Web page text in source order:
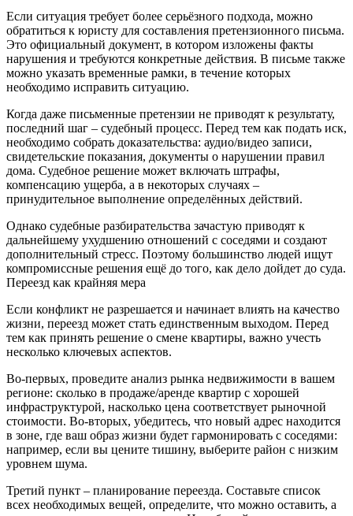
Если ситуация требует более серьёзного подхода, можно
обратиться к юристу для составления претензионного письма.
Это официальный документ, в котором изложены факты
нарушения и требуются конкретные действия. В письме также
можно указать временные рамки, в течение которых
необходимо исправить ситуацию.
Когда даже письменные претензии не приводят к результату,
последний шаг – судебный процесс. Перед тем как подать иск,
необходимо собрать доказательства: аудио/видео записи,
свидетельские показания, документы о нарушении правил
дома. Судебное решение может включать штрафы,
компенсацию ущерба, а в некоторых случаях –
принудительное выполнение определённых действий.
Однако судебные разбирательства зачастую приводят к
дальнейшему ухудшению отношений с соседями и создают
дополнительный стресс. Поэтому большинство людей ищут
компромиссные решения ещё до того, как дело дойдет до суда.
Переезд как крайняя мера
Если конфликт не разрешается и начинает влиять на качество
жизни, переезд может стать единственным выходом. Перед
тем как принять решение о смене квартиры, важно учесть
несколько ключевых аспектов.
Во-первых, проведите анализ рынка недвижимости в вашем
регионе: сколько в продаже/аренде квартир с хорошей
инфраструктурой, насколько цена соответствует рыночной
стоимости. Во-вторых, убедитесь, что новый адрес находится
в зоне, где ваш образ жизни будет гармонировать с соседями:
например, если вы цените тишину, выберите район с низким
уровнем шума.
Третий пункт – планирование переезда. Составьте список
всех необходимых вещей, определите, что можно оставить, а